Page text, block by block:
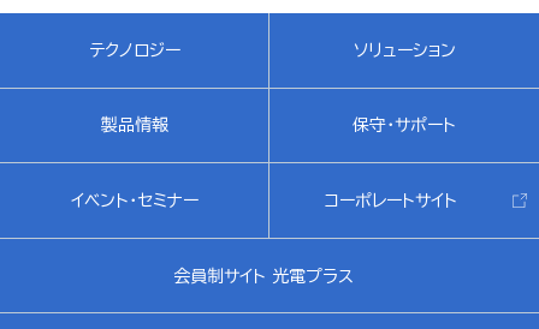
テクノロジー ソリューション
製品情報 保守・サポート
イベント・セミナー コーポレートサイト
会員制サイト 光電プラス